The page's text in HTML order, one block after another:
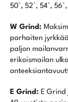
50°, 52°, 54°,
W Grind:
parhaiten
paljon
erikoismailan
E Grind: E Grind